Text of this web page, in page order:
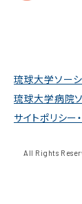
琉球大学ソー
琉球大学病院
サイトポリシー
All Rights